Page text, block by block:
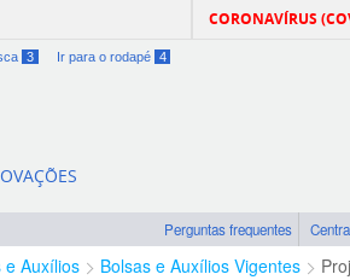
CORONAVÍRUS
3 Ir para o rodapé 4
Perguntas frequentes
e Auxílios Bolsas e Auxílios Vigentes